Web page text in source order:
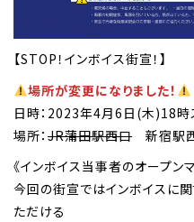
【STOP！インボイス街宣！】
場所が変更になりました！
日時：2023年4月6日(木)18時
場所： JR蒲田駅西口 新宿駅
《インボイス当事者のオープン
今回の街宣ではインボイスに
ただける